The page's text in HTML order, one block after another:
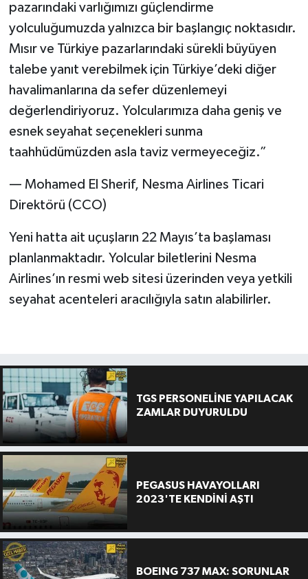
pazarındaki varlığımızı güçlendirme
yolculuğumuzda yalnızca bir başlangıç noktasıdır.
Mısır ve Türkiye pazarlarındaki sürekli büyüyen
talebe yanıt verebilmek için Türkiye’deki diğer
havalimanlarına da sefer düzenlemeyi
değerlendiriyoruz. Yolcularımıza daha geniş ve
esnek seyahat seçenekleri sunma
taahhüdümüzden asla taviz vermeyeceğiz.”
— Mohamed El Sherif, Nesma Airlines Ticari
Direktörü (CCO)
Yeni hatta ait uçuşların 22 Mayıs’ta başlaması
planlanmaktadır. Yolcular biletlerini Nesma
Airlines’ın resmi web sitesi üzerinden veya yetkili
seyahat acenteleri aracılığıyla satın alabilirler.
TGS PERSONELİNE YAPILACAK
ZAMLAR DUYURULDU
PEGASUS HAVAYOLLARI
2023'TE KENDİNİ AŞTI
BOEING 737 MAX: SORUNLAR